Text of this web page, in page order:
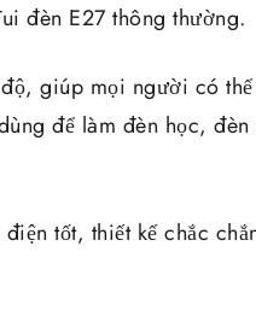
đèn E27 thông thường.
giúp mọi người có
để làm đèn học,
tốt, thiết kế chắc